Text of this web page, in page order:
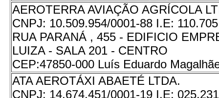
AEROTERRA AVIAÇÃO AGRÍCOLA
CNPJ: 10.509.954/0001-88 I.E:
RUA PARANÁ , 455 - EDIFICIO
LUIZA - SALA 201 - CENTRO
CEP:47850-000 Luís Eduardo
ATA AEROTÁXI ABAETÉ LTDA.
CNPJ: 14.674.451/0001-19 I.E: